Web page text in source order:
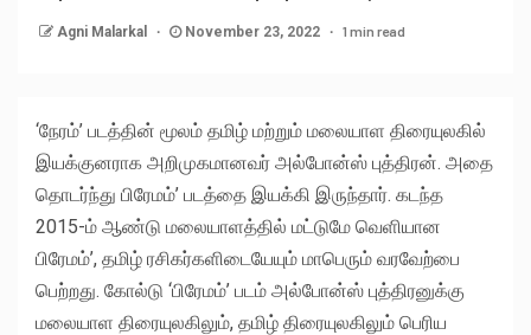
Agni Malarkal November 23, 2022 1 min read
‘நேரம்’ படத்தின் மூலம் தமிழ் மற்றும் மலையாள திரையுலகில்
இயக்குனராக அறிமுகமானவர் அல்போன்ஸ் புத்திரன். அதை
தொடர்ந்து பிரேமம்’ படத்தை இயக்கி இருந்தார். கடந்த
2015-ம் ஆண்டு மலையாளத்தில் மட்டுமே வெளியான
பிரேமம்’, தமிழ் ரசிகர்களிடையேயும் மாபெரும் வரவேற்பை
பெற்றது. கோல்டு ‘பிரேமம்’ படம் அல்போன்ஸ் புத்திரனுக்கு
மலையாள திரையுலகிலும், தமிழ் திரையுலகிலும் பெரிய